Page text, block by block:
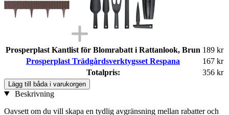
Prosperplast Kantlist för Blomrabatt i Rattanlook, Brun 189 kr
Prosperplast Trädgårdsverktygsset Respana
167 kr
Totalpris:
356 kr
Lägg till båda i varukorgen
Beskrivning
Oavsett om du vill skapa en tydlig avgränsning mellan rabatter och